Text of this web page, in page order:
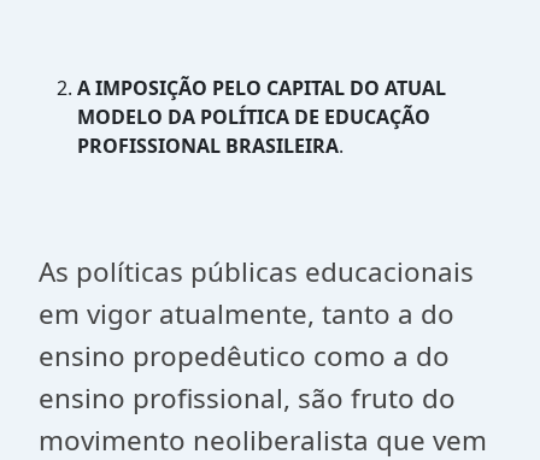
A IMPOSIÇÃO PELO CAPITAL DO ATUAL
MODELO DA POLÍTICA DE EDUCAÇÃO
PROFISSIONAL BRASILEIRA.
As políticas públicas educacionais
em vigor atualmente, tanto a do
ensino propedêutico como a do
ensino profissional, são fruto do
movimento neoliberalista que vem